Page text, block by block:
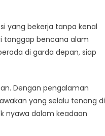
yang bekerja tanpa kenal
tanggap bencana alam
di garda depan, siap
Dengan pengalaman
yang selalu tenang di
nyawa dalam keadaan